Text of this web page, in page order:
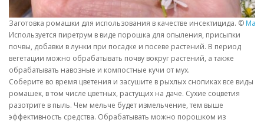
Заготовка ромашки для использования в качестве инсектицида. ©
Используется пиретрум в виде порошка для опыления, присыпки
почвы, добавки в лунки при посадке и посеве растений. В период
вегетации можно обрабатывать почву вокруг растений, а также
обрабатывать навозные и компостные кучи от мух.
Соберите во время цветения и засушите в рыхлых снопиках все виды
ромашек, в том числе цветных, растущих на даче. Сухие соцветия
разотрите в пыль. Чем мельче будет измельчение, тем выше
эффективность средства. Обрабатывать можно порошком из